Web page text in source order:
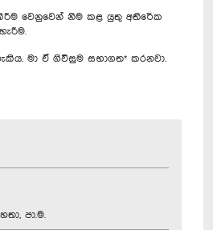
කිරීම වෙනුවෙන් නිම කළ යුතු අතිරේක
මා ඒ ගිවිසුම සභාගත* කරනවා.
පා.ම.